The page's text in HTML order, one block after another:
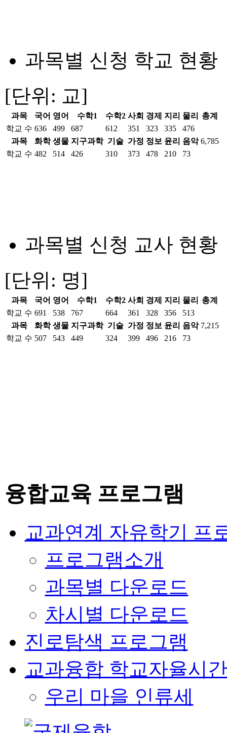
과목별 신청 학교 현황
[단위: 교]
과목 국어 영어 수학1 수학2 사회 경제 지리 물리
총계
학교 수 636 499 687 612 351 323 335
476
6,785
과목 화학 생물 지구과학 기술 가정 정보 윤리 음악
학교 수 482 514 426 310 373 478 210 73
과목별 신청 교사 현황
[단위: 명]
과목 국어 영어 수학1 수학2 사회 경제 지리 물리
총계
학교 수 691 538 767 664 361 328 356
513
7,215
과목 화학 생물 지구과학 기술 가정 정보 윤리 음악
학교 수 507 543 449 324 399 496 216 73
융합교육 프로그램
교과연계 자유학기 프
프로그램소개
과목별 다운로드
차시별 다운로드
진로탐색 프로그램
교과융합 학교자율시
우리 마을 인류세